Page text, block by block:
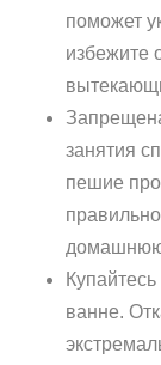
поможет
избежите
занятия
пешие
домашнюю
ванне.